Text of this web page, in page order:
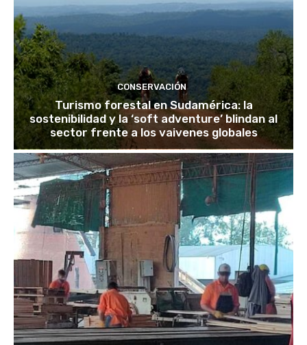
CONSERVACIÓN
Turismo forestal en Sudamérica: la
sostenibilidad y la ‘soft adventure’ blindan al
sector frente a los vaivenes globales